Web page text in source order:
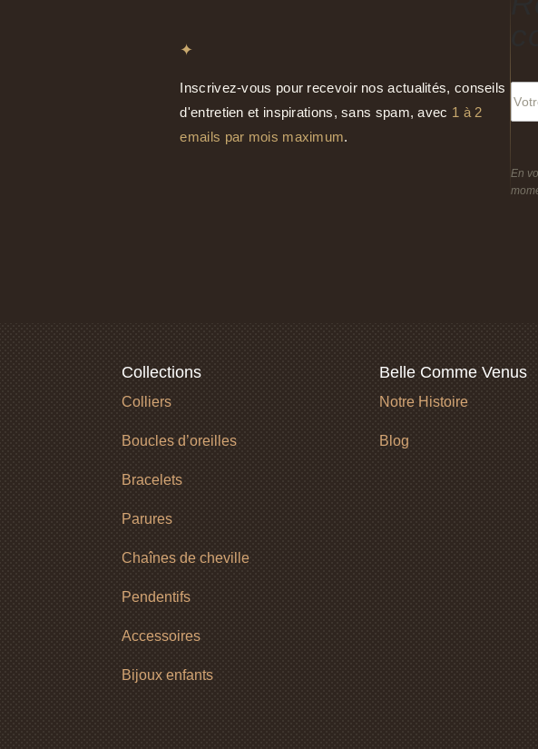
✦
Inscrivez-vous pour recevoir nos actualités, conseils
d'entretien et inspirations, sans spam, avec 1 à 2
emails par mois maximum.
En
Collections
Colliers
Boucles d’oreilles
Bracelets
Parures
Chaînes de cheville
Pendentifs
Accessoires
Bijoux enfants
Belle Comme Venus
Notre Histoire
Blog